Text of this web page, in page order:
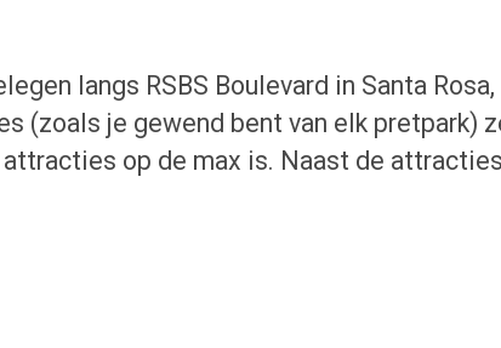
langs RSBS Boulevard in Santa
(zoals je gewend bent van elk pretpark)
op de max is. Naast de